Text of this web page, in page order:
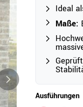
Ideal
Maße:
Ausführungen